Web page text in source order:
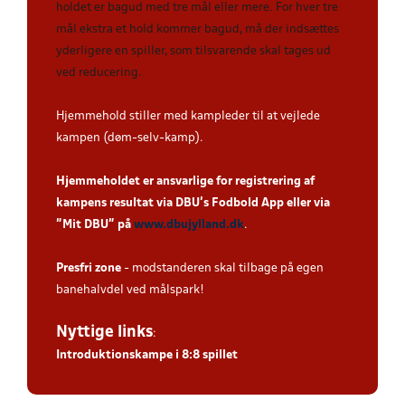
holdet er bagud med tre mål eller mere. For hver tre
mål ekstra et hold kommer bagud, må der indsættes
yderligere en spiller, som tilsvarende skal tages ud
ved reducering.
Hjemmehold stiller med kampleder til at vejlede
kampen (døm-selv-kamp).
Hjemmeholdet er ansvarlige for registrering af
kampens resultat via DBU’s Fodbold App eller via
”Mit DBU” på www.dbujylland.dk.
Presfri zone - modstanderen skal tilbage på egen
banehalvdel ved målspark!
Nyttige links:
Introduktionskampe i 8:8 spillet